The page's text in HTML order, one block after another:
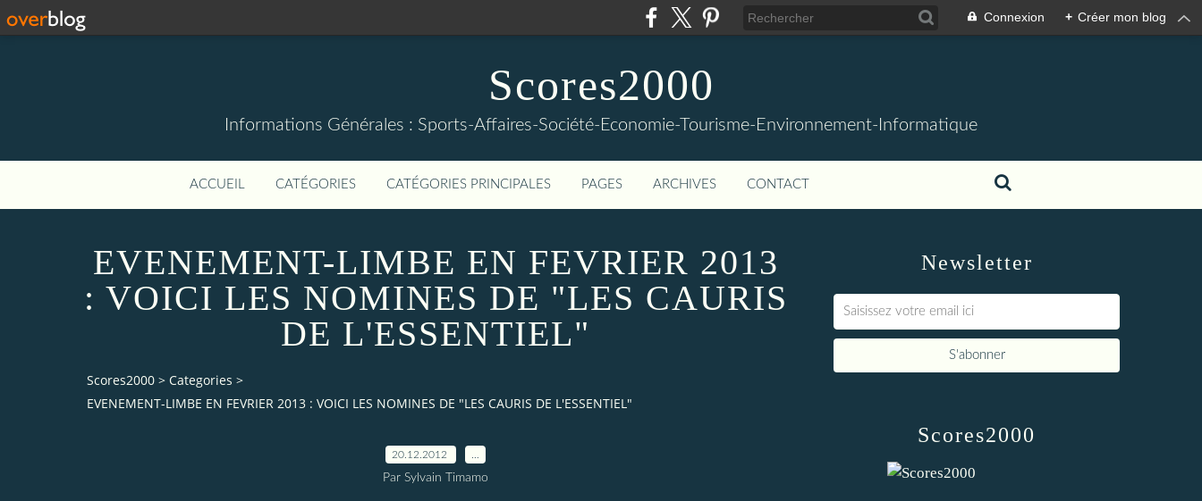
Connexion + Créer mon blog
Scores2000
Informations Générales : Sports-Affaires-Société-Economie-Tourisme-Environnement-Informatique
ACCUEIL CATÉGORIES CATÉGORIES PRINCIPALES PAGES ARCHIVES CONTACT
EVENEMENT-LIMBE EN FEVRIER 2013
: VOICI LES NOMINES DE "LES CAURIS
DE L'ESSENTIEL"
Scores2000 > Categories >
EVENEMENT-LIMBE EN FEVRIER 2013 : VOICI LES NOMINES DE "LES CAURIS DE L'ESSENTIEL"
20.12.2012
Par Sylvain Timamo
Newsletter
Scores2000